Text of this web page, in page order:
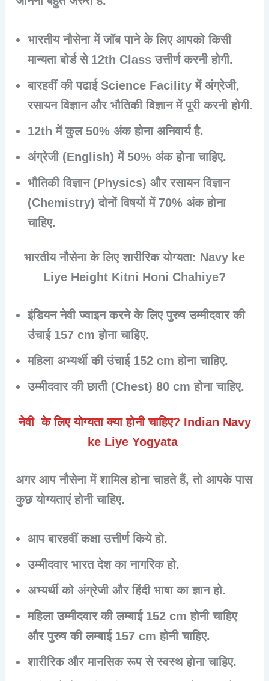
भारतीय नौसेना में जॉब पाने के लिए आपको किसी
मान्यता बोर्ड से12th Class उत्तीर्ण करनी होगी.
बारहवीं की पढाईScience Facility में अंग्रेजी,
रसायन विज्ञान और भौतिकी विज्ञान में पूरी करनी होगी.
12th में कुल50% अंक होना अनिवार्य है.
अंग्रेजी (English) में50% अंक होना चाहिए.
भौतिकी विज्ञान (Physics) और रसायन विज्ञान
(Chemistry) दोनों विषयों में 70% अंक होना
चाहिए.
भारतीय नौसेना के लिए शारीरिक योग्यता: Navy ke
Liye Height Kitni Honi Chahiye?
इंडियन नेवी ज्वाइन करने के लिए पुरुष उम्मीदवार की
उंचाई 157 cm होना चाहिए.
महिला अभ्यर्थी की उंचाई 152 cm होना चाहिए.
उम्मीदवार की छाती (Chest)80 cm होना चाहिए.
नेवी के लिए योग्यता क्या होनी चाहिए? Indian Navy
ke Liye Yogyata
अगर आप नौसेना में शामिल होना चाहते हैं, तो आपके पास
कुछ योग्यताएं होनी चाहिए.
आप बारहवीं कक्षा उत्तीर्ण किये हो.
उम्मीदवार भारत देश का नागरिक हो.
अभ्यर्थी कोअंग्रेजी और हिंदीभाषा का ज्ञान हो.
महिला उम्मीदवार की लम्बाई 152 cm होनी चाहिए
और पुरुष की लम्बाई 157 cm होनी चाहिए.
शारीरिक और मानसिक रूप से स्वस्थ होना चाहिए.